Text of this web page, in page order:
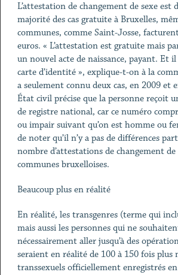
L’attestation de changement de sexe est
majorité des cas gratuite à Bruxelles,
communes, comme Saint-Josse,
euros. « L’attestation est gratuite mais
un nouvel acte de naissance, payant. Et
carte d’identité », explique-t-on à la
a seulement connu deux cas, en 2009 et
État civil précise que la personne reçoit
de registre national, car ce numéro
ou impair suivant qu’on est homme ou
de noter qu’il n’y a pas de différences
nombre d’attestations de changement de
communes bruxelloises.
Beaucoup plus en réalité
En réalité, les transgenres (terme qui
mais aussi les personnes qui ne
nécessairement aller jusqu’à des
seraient en réalité de 100 à 150 fois plus
transsexuels officiellement enregistrés en